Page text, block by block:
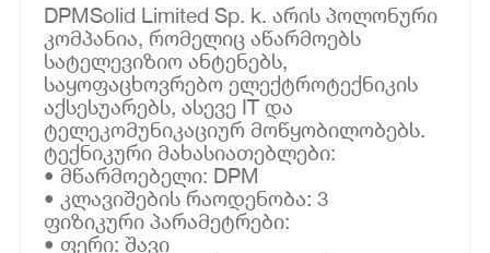
DPMSolid Limited Sp. k. არის პოლონური
კომპანია, რომელიც აწარმოებს
სატელევიზიო ანტენებს,
საყოფაცხოვრებო ელექტროტექნიკის
აქსესუარებს, ასევე IT და
ტელეკომუნიკაციურ მოწყობილობებს.
ტექნიკური მახასიათებლები:
• მწარმოებელი: DPM
• კლავიშების რაოდენობა: 3
ფიზიკური პარამეტრები:
• ფერი: შავი